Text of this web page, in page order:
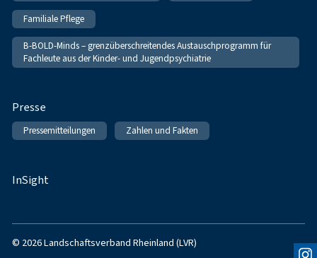
Familiale Pflege
B-BOLD-Minds – grenzüberschreitendes Austauschprogramm für
Fachleute aus der Kinder- und Jugendpsychiatrie
Presse
Pressemitteilungen Zahlen und Fakten
InSight
© 2026 Landschaftsverband Rheinland (LVR)